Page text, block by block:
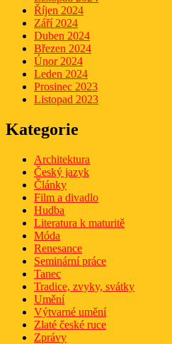
Říjen 2024
Září 2024
Duben 2024
Březen 2024
Únor 2024
Leden 2024
Prosinec 2023
Listopad 2023
Kategorie
Architektura
Český jazyk
Články
Film a divadlo
Hudba
Literatura k maturitě
Móda
Renesance
Seminární práce
Tanec
Tradice, zvyky, svátky
Umění
Výtvarné umění
Zlaté české ruce
Zprávy